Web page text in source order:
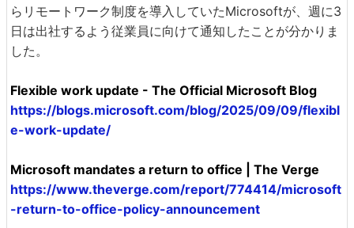
らリモートワーク制度を導入していたMicrosoftが、週に3
日は出社するよう従業員に向けて通知したことが分かりま
した。
Flexible work update - The Official Microsoft Blog
https://blogs.microsoft.com/blog/2025/09/09/flexibl
e-work-update/
Microsoft mandates a return to office | The Verge
https://www.theverge.com/report/774414/microsoft
-return-to-office-policy-announcement